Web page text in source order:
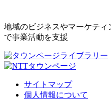
地域のビジネスやマーケテ
で事業活動を支援
サイトマップ
個人情報について